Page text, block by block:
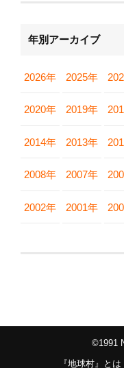
年別アーカイブ
2026年 2025年
2020年 2019年
2014年 2013年
2008年 2007年
2002年 2001年
©1991
『地球村』とは